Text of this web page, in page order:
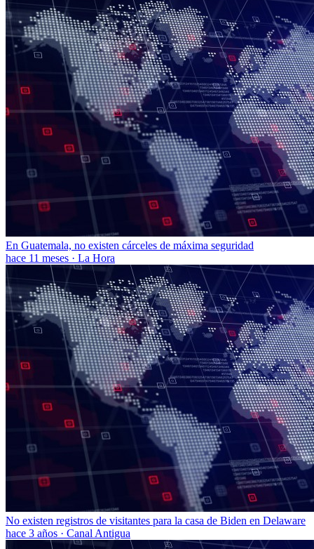
En Guatemala, no existen cárceles de máxima seguridad
hace 11 meses · La Hora
No existen registros de visitantes para la casa de Biden en Delaware
hace 3 años · Canal Antigua